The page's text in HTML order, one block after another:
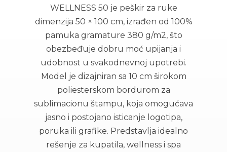
WELLNESS 50 je peškir za ruke
dimenzija 50 × 100 cm, izrađen od 100%
pamuka gramature 380 g/m2, što
obezbeđuje dobru moć upijanja i
udobnost u svakodnevnoj upotrebi.
Model je dizajniran sa 10 cm širokom
poliesterskom bordurom za
sublimacionu štampu, koja omogućava
jasno i postojano isticanje logotipa,
poruka ili grafike. Predstavlja idealno
rešenje za kupatila, wellness i spa